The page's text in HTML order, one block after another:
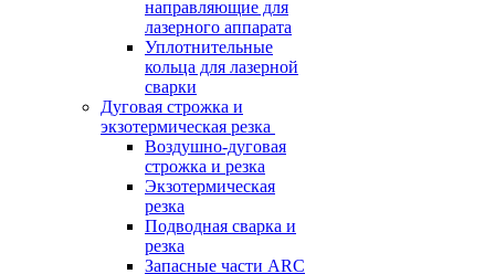
направляющие для
лазерного аппарата
Уплотнительные
кольца для лазерной
сварки
Дуговая строжка и
экзотермическая резка
Воздушно-дуговая
строжка и резка
Экзотермическая
резка
Подводная сварка и
резка
Запасные части ARC